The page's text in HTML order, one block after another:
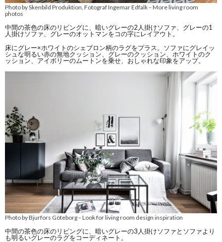
Photo by Skenbild Produktion, Fotograf Ingemar Edfalk–More living room
photos
中間の茶色の床のリビングに、暗いグレーの2人掛けソファ、グレーの1
人掛けソファ、グレーのオットマンをコの字にレイアウト。
床にグレー×ホワイトのシェブロン柄のラグをプラス。ソファにグレイッ
シュな明るい赤の無地クッション、グレーのクッション、ホワイトのク
ッション、アイボリーのムートンを乗せ、おしゃれな印象をアップ。
Photo by Bjurfors Göteborg–Look for living room design inspiration
中間の茶色の床のリビングに、暗いグレーの3人掛けソファとソファより
も明るいグレーのラグをコーディネート。